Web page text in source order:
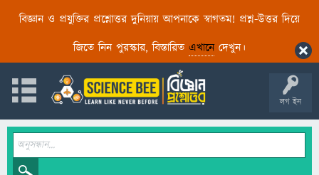
বিজ্ঞান ও প্রযুক্তির প্রশ্নোত্তর দুনিয়ায় আপনাকে স্বাগতম! প্রশ্ন-উত্তর দিয়ে
জিতে নিন পুরস্কার, বিস্তারিত এখানেদেখুন।
লগ ইন